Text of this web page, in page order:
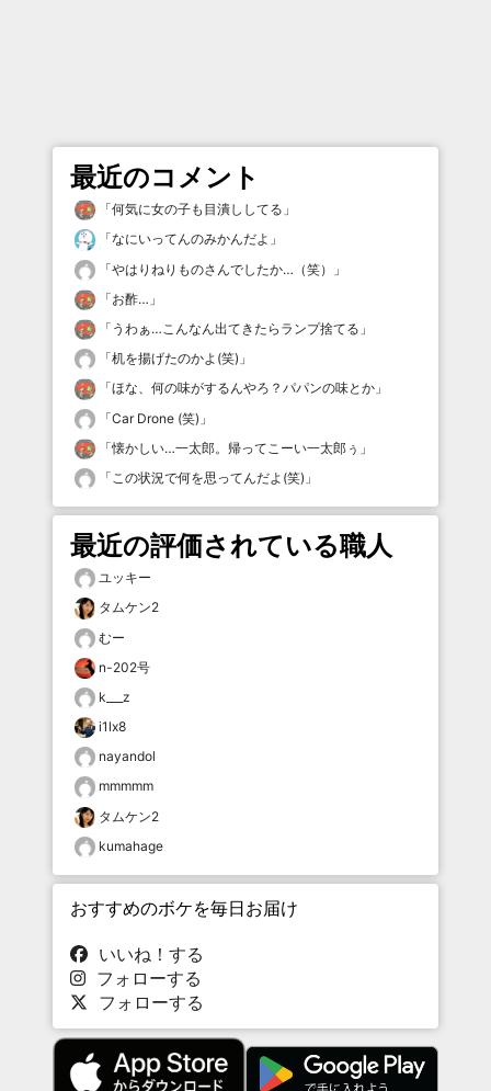
最近のコメント
「何気に女の子も目潰ししてる 」
「なにいってんのみかんだよ 」
「やはりねりものさんでしたか…（笑）
」
「お酢… 」
「 うわぁ…こんなん出てきたらランプ捨てる 」
「机を揚げたのかよ(笑) 」
「ほな、何の味がするんやろ？パパンの味とか 」
「Car Drone (笑) 」
「懐かしい…一太郎。帰ってこーい一太郎ぅ 」
「 この状況で何を思ってんだよ(笑) 」
最近の評価されている職人
ユッキー
タムケン2
むー
n-202号
k___z
i1lx8
nayandol
mmmmm
タムケン2
kumahage
おすすめのボケを毎日お届け
いいね！する
フォローする
フォローする